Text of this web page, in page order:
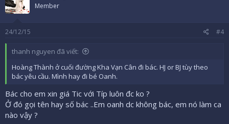
Member
24/12/15 #4
thanh nguyen đã viết:
Hoàng Thành ở cuối đường Kha Vạn Cân đi bác. HJ or BJ tùy theo
bác yêu cầu. Mình hay đi bé Oanh.
Bác cho em xin giá Tic với Típ luôn đc ko ?
Ở đó gọi tên hay số bác ..Em oanh dc không bác, em nó làm ca
nào vậy ?